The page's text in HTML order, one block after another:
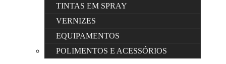
TINTAS EM SPRAY
VERNIZES
EQUIPAMENTOS
POLIMENTOS E ACESSÓRIOS